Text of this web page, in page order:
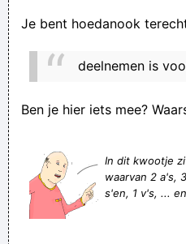
ik heb
please
Volgende week
Zo goed als
Je bent hoedanook
deelnemen is
Ben je hier iets mee?
In dit kwootje
waarvan 2 a's,
s'en, 1 v's, ...